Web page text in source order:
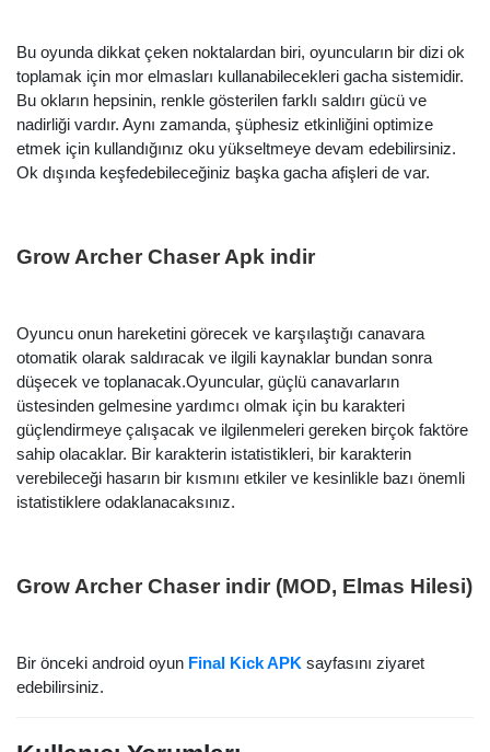
Arama
Bu oyunda dikkat çeken noktalardan biri, oyuncuların bir dizi ok
toplamak için mor elmasları kullanabilecekleri gacha sistemidir.
Bu okların hepsinin, renkle gösterilen farklı saldırı gücü ve
nadirliği vardır. Aynı zamanda, şüphesiz etkinliğini optimize
etmek için kullandığınız oku yükseltmeye devam edebilirsiniz.
Ok dışında keşfedebileceğiniz başka gacha afişleri de var.
Grow Archer Chaser Apk indir
Oyuncu onun hareketini görecek ve karşılaştığı canavara
otomatik olarak saldıracak ve ilgili kaynaklar bundan sonra
düşecek ve toplanacak.Oyuncular, güçlü canavarların
üstesinden gelmesine yardımcı olmak için bu karakteri
güçlendirmeye çalışacak ve ilgilenmeleri gereken birçok faktöre
sahip olacaklar. Bir karakterin istatistikleri, bir karakterin
verebileceği hasarın bir kısmını etkiler ve kesinlikle bazı önemli
istatistiklere odaklanacaksınız.
Grow Archer Chaser indir (MOD, Elmas Hilesi)
Bir önceki android oyun Final Kick APK sayfasını ziyaret
edebilirsiniz.